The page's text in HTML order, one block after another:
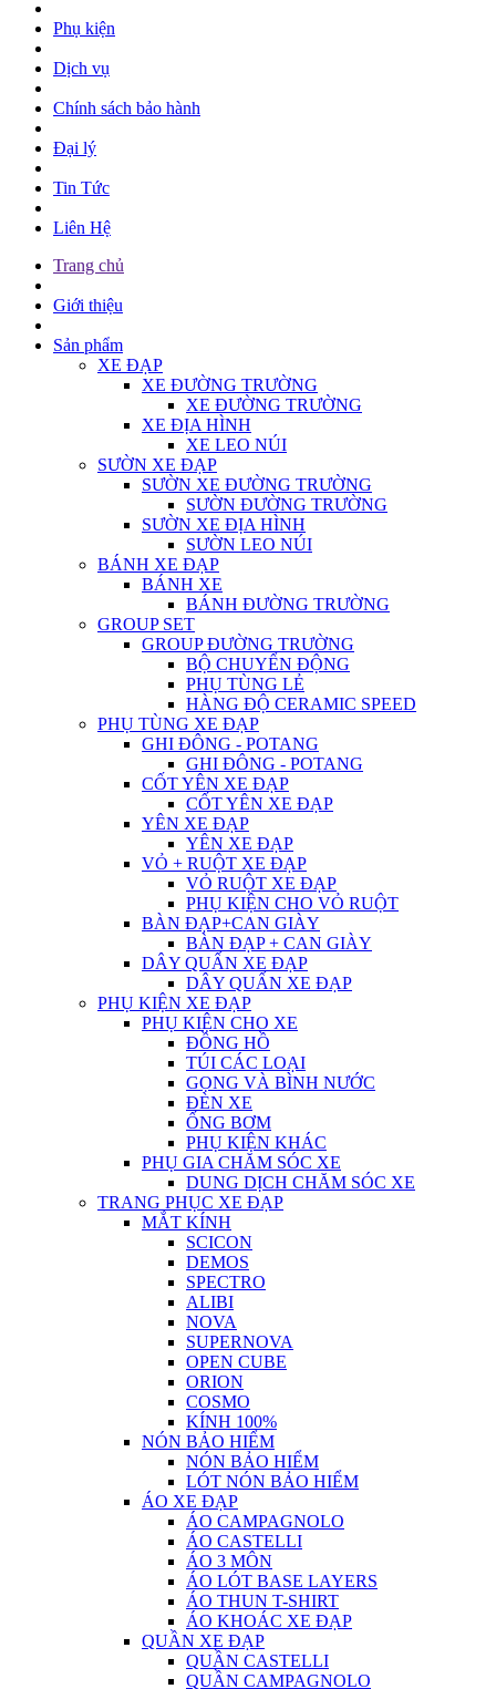
Phụ kiện
Dịch vụ
Chính sách bảo hành
Đại lý
Tin Tức
Liên Hệ
Trang chủ
Giới thiệu
Sản phẩm
XE ĐẠP
XE ĐƯỜNG TRƯỜNG
XE ĐƯỜNG TRƯỜNG
XE ĐỊA HÌNH
XE LEO NÚI
SƯỜN XE ĐẠP
SƯỜN XE ĐƯỜNG TRƯỜNG
SƯỜN ĐƯỜNG TRƯỜNG
SƯỜN XE ĐỊA HÌNH
SƯỜN LEO NÚI
BÁNH XE ĐẠP
BÁNH XE
BÁNH ĐƯỜNG TRƯỜNG
GROUP SET
GROUP ĐƯỜNG TRƯỜNG
BỘ CHUYỂN ĐỘNG
PHỤ TÙNG LẺ
HÀNG ĐỘ CERAMIC SPEED
PHỤ TÙNG XE ĐẠP
GHI ĐÔNG - POTANG
GHI ĐÔNG - POTANG
CỐT YÊN XE ĐẠP
CỐT YÊN XE ĐẠP
YÊN XE ĐẠP
YÊN XE ĐẠP
VỎ + RUỘT XE ĐẠP
VỎ RUỘT XE ĐẠP
PHỤ KIỆN CHO VỎ RUỘT
BÀN ĐẠP+CAN GIÀY
BÀN ĐẠP + CAN GIÀY
DÂY QUẤN XE ĐẠP
DÂY QUẤN XE ĐẠP
PHỤ KIỆN XE ĐẠP
PHỤ KIỆN CHO XE
ĐỒNG HỒ
TÚI CÁC LOẠI
GỌNG VÀ BÌNH NƯỚC
ĐÈN XE
ỐNG BƠM
PHỤ KIỆN KHÁC
PHỤ GIA CHĂM SÓC XE
DUNG DỊCH CHĂM SÓC XE
TRANG PHỤC XE ĐẠP
MẮT KÍNH
SCICON
DEMOS
SPECTRO
ALIBI
NOVA
SUPERNOVA
OPEN CUBE
ORION
COSMO
KÍNH 100%
NÓN BẢO HIỂM
NÓN BẢO HIỂM
LÓT NÓN BẢO HIỂM
ÁO XE ĐẠP
ÁO CAMPAGNOLO
ÁO CASTELLI
ÁO 3 MÔN
ÁO LÓT BASE LAYERS
ÁO THUN T-SHIRT
ÁO KHOÁC XE ĐẠP
QUẦN XE ĐẠP
QUẦN CASTELLI
QUẦN CAMPAGNOLO